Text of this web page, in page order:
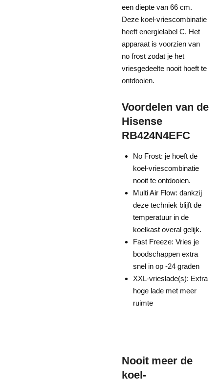
een diepte van 66 cm.
Deze koel-vriescombinatie
heeft energielabel C. Het
apparaat is voorzien van
no frost zodat je het
vriesgedeelte nooit hoeft te
ontdooien.
Voordelen van de
Hisense
RB424N4EFC
No Frost: je hoeft de
koel-vriescombinatie
nooit te ontdooien.
Multi Air Flow: dankzij
deze techniek blijft de
temperatuur in de
koelkast overal gelijk.
Fast Freeze: Vries je
boodschappen extra
snel in op -24 graden
XXL-vrieslade(s): Extra
hoge lade met meer
ruimte
Nooit meer de
koel-